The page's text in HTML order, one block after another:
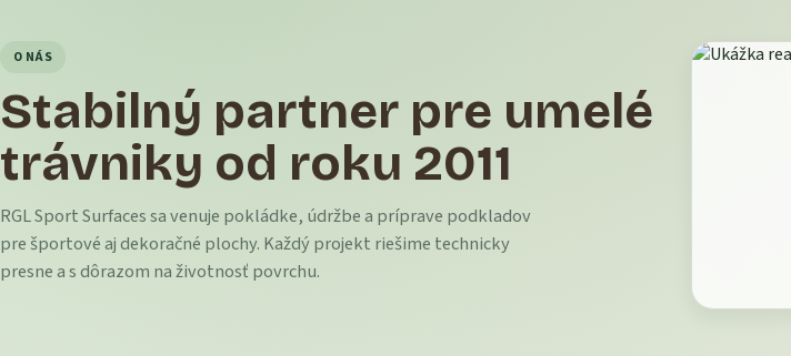
O NÁS
Stabilný partner pre umelé
trávniky od roku 2011
RGL Sport Surfaces sa venuje pokládke, údržbe a príprave podkladov
pre športové aj dekoračné plochy. Každý projekt riešime technicky
presne a s dôrazom na životnosť povrchu.